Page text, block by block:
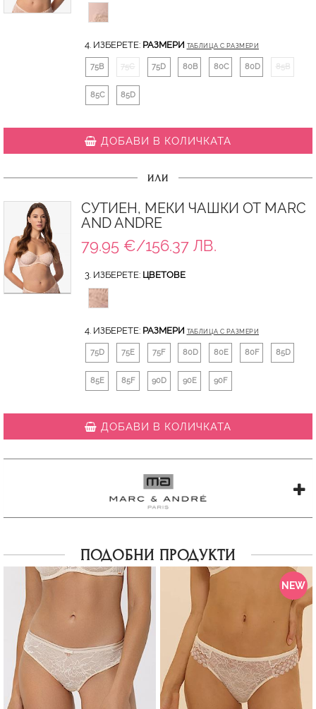
4. ИЗБЕРЕТЕ: РАЗМЕРИ ТАБЛИЦА С РАЗМЕРИ
75B 75C 75D 80B 80C 80D 85B
85C 85D
ДОБАВИ В КОЛИЧКАТА
ИЛИ
СУТИЕН, МЕКИ ЧАШКИ ОТ MARC
AND ANDRE
79.95 €/156.37 ЛВ.
3. ИЗБЕРЕТЕ: ЦВЕТОВЕ
4. ИЗБЕРЕТЕ: РАЗМЕРИ ТАБЛИЦА С РАЗМЕРИ
75D 75E 75F 80D 80E 80F 85D
85E 85F 90D 90E 90F
ДОБАВИ В КОЛИЧКАТА
ПОДОБНИ ПРОДУКТИ
NEW